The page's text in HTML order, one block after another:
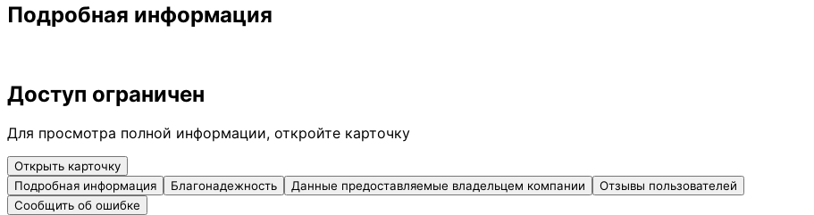
Подробная информация
Доступ ограничен
Для просмотра полной информации, откройте карточку
Открыть карточку
Подробная информация
Благонадежность Данные предоставляемые владельцем компании
Отзывы пользователей
Сообщить об ошибке